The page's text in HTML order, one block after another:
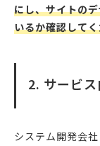
にし、サイトの
いるか確認して
2. サービス
システム開発会